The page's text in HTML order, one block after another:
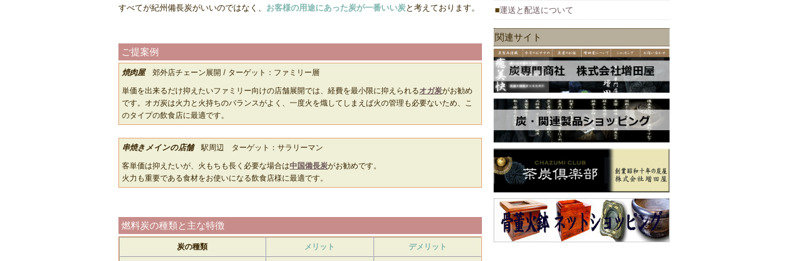
すべてが紀州備長炭がいいのではなく、 お客様の用途にあった炭が一番いい炭と考えております。
ご提案例
焼肉屋郊外店チェーン展開 / ターゲット：ファミリー層
単価を出来るだけ抑えたいファミリー向けの店舗展開では、経費を最小限に抑えられるオガ炭がお勧め
です。オガ炭は火力と火持ちのバランスがよく、一度火を熾してしまえば火の管理も必要ないため、こ
のタイプの飲食店に最適です。
串焼きメインの店舗駅周辺 ターゲット：サラリーマン
客単価は抑えたいが、火もちも長く必要な場合は中国備長炭がお勧めです。
火力も重要である食材をお使いになる飲食店様に最適です。
燃料炭の種類と主な特徴
炭の種類 メリット デメリット
運送と配送について
関連サイト